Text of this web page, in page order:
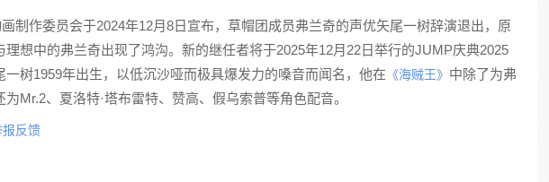
制作委员会于2024年12月8日宣布，草帽团成员弗兰奇的声优矢尾一树辞演退出，原
理想中的弗兰奇出现了鸿沟。新的继任者将于2025年12月22日举行的JUMP庆典2025
一树1959年出生，以低沉沙哑而极具爆发力的嗓音而闻名，他在 《海贼王》 中除了为弗
为Mr.2、夏洛特·塔布雷特、赞高、假乌索普等角色配音。
报反馈